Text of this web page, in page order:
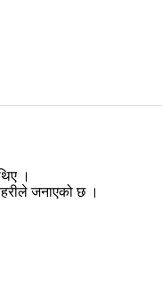
।
जनाएको छ ।